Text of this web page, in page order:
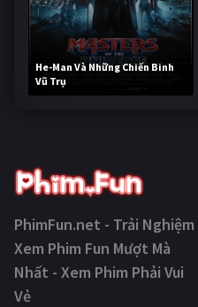
He-Man Và Những Chiến Binh
Vũ Trụ
249,464 lượt xem
PhimFun.net - Trải Nghiệm
Xem Phim Fun Mượt Mà
Nhất - Xem Phim Phải Vui
Vẻ